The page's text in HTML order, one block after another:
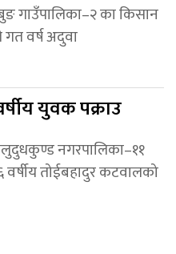
गाउँपालिका–२ का किसान
वर्ष अदुवा
युवक पक्राउ
नगरपालिका–११
वर्षीय तोईबहादुर कटवालको